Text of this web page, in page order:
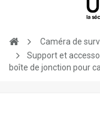
Caméra de
Support et
boîte de jonction pour